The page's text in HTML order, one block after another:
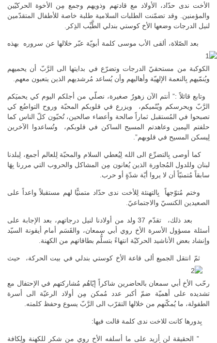
الأخت ندى حدّاد، الأولاد مع قادتهم وذويهم وجمع مِن الأخوة الحركيّين
والمؤمنين. وقد تضمّنت الطلبات السلامية طلبة خاصة للأطفال المتقدّمين
لنيل الدرجات وضعها الأخ كوستي بندلي الطَّيِّب الذِكر.
بعد الصّلاة، ألقى الأب موسى كلمة أبويّة عبّر خلالها عن سروره بهذه
الكوكبة من مستحقيّ الدرجات وتضرّع في بدايتها الى الرَّبّ أن يحميهم
ويُنمّيهم بِالنعمة الإلهيّة وأهاليهم وأن يُساعد مُرشديهم الذين يتعبون معهم.
وتابع قائلاً :” أنتم الآن زهورٌ صغيرة، نصلّي من أجلكم اليوم كي يحميَكم
الرَّبّ ويحرسكم ويُنّميكم، ويزرع في قلوبكم المحبّة وروح التواضُع كي
تصبحوا في المُستقبل ثماراً صالحة وأعضاء صالحين، تُحبّون كلّ الناس كما
حلفتم اليمين وعاهدتم المسيح الساكن في قلوبكم، وتُساعدوا الآخرين
لِيسكن المسيح في قلوبهم”.
كما أوصى بِالتضرِّع الى الله لِيُعطي السلام والمحبّة لِلعالم أجمع، لِبلدنا
لبنان وللدول المُجاورة الذين يُعانون مِن المشاكل والحروب التي مررنا بِهَا
سابقاً مُتمنيّاً أن لا يروا أيّة شدّةٍ أو حرب.
وختم مُتوّجهاً بِالتهنئة لِلأخت ندى حدّاد متمنيًّا لهم مستقبلاً واعداً على
الصعيدين الكنسيّ والاجتماعيّ.
بعد ذلك، تقدّم 37 ولد من أولادنا لنيل درجاتهم، بعد الإجابة على
أسئلة مسؤول الأسرة الأخ روي أبي سمعان، والقَسَم أمام أيقونة السيّد
وإنشاد بعض الأناشيد الحركيّة انتهاءً بتسلُّم بطاقاتهم من الكهنة.
ثمّ انتقل الجميع ألى قاعة الأخ كوستي بندلي في بيت الحركة، حيث
رحّب الأخ أبي سمعان بالحاضرين شاكراً إيّاهُم مُشاركتهم في الإحتفال مع
تشديده على أهميّة ضمّ أكبر عدد مُمكن مِن أولاد الرعيّة الى أسرة
الطفولة، ما يُمكّنهم من خلالها التقرّب الى الرَّبّ يسوع وحفظ كلمته.
بِدورها كانت للاخت ندى كلمة قالت فيها:
” الحقيقة لن أزيد على ما أسلفه الأخ روي من شكر للكهنة ولِكافة